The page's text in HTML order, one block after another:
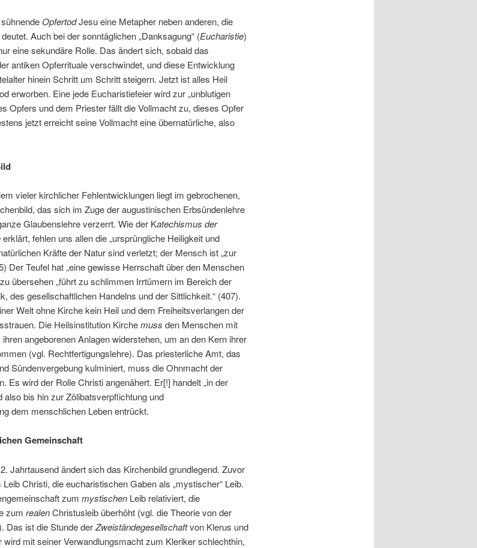
OpfertodJesu eine Metapher neben anderen, die
Auch bei der sonntäglichen „Danksagung“ (Eucharistie)
eine sekundäre Rolle. Das ändert sich, sobald das
antiken Opferrituale verschwindet, und diese Entwicklung
hinein Schritt um Schritt steigern. Jetzt ist alles Heil
erworben. Eine jede Eucharistiefeier wird zur „unblutigen
Opfers und dem Priester fällt die Vollmacht zu, dieses Opfer
jetzt erreicht seine Vollmacht eine übernatürliche, also
vieler kirchlicher Fehlentwicklungen liegt im gebrochenen,
das sich im Zuge der augustinischen Erbsündenlehre
Glaubenslehre verzerrt. Wie der Katechismus der
erklärt, fehlen uns allen die „ursprüngliche Heiligkeit und
Kräfte der Natur sind verletzt; der Mensch ist „zur
Der Teufel hat „eine gewisse Herrschaft über den Menschen
übersehen „führt zu schlimmen Irrtümern im Bereich der
des gesellschaftlichen Handelns und der Sittlichkeit.“ (407).
Welt ohne Kirche kein Heil und dem Freiheitsverlangen der
Die Heilsinstitution Kirchemuss den Menschen mit
angeborenen Anlagen widerstehen, um an den Kern ihrer
(vgl. Rechtfertigungslehre). Das priesterliche Amt, das
Sündenvergebung kulminiert, muss die Ohnmacht der
Es wird der Rolle Christi angenähert. Er[!] handelt „in der
also bis hin zur Zölibatsverpflichtung und
dem menschlichen Leben entrückt.
Gemeinschaft
Jahrtausend ändert sich das Kirchenbild grundlegend. Zuvor
Christi, die eucharistischen Gaben als „mystischer“ Leib.
zum mystischenLeib relativiert, die
zum realenChristusleib überhöht (vgl. die Theorie von der
Das ist die Stunde derZweiständegesellschaftvon Klerus und
wird mit seiner Verwandlungsmacht zum Kleriker schlechthin,